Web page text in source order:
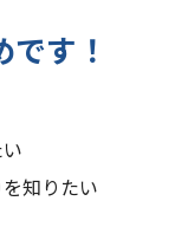
す！
知りたい